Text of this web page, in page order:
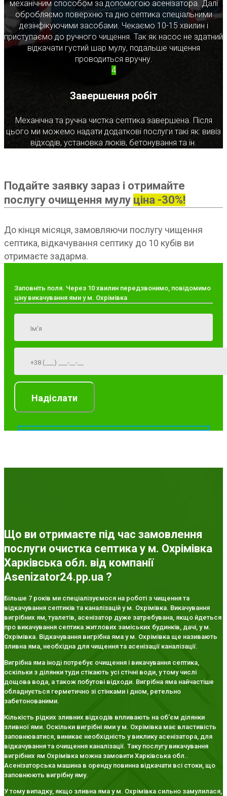
механічним способом за допомогою асенізатора. Далі
обробляємо поверхню та дно септика спеціальними
дезінфікуючими засобами. Чекаємо 10-15 хвилин і
приступаємо до ручного чищення. Так як насос не здатний
відкачати густий шар мулу, подальше чищення
проводиться вручну.
4
Завершення робіт
Механічна та ручна чистка септика завершена. Після
цього ми можемо надати додаткові послуги такі як: вивіз
відходів, установка люків, бетонування та ін.
Подайте заявку зараз і отримайте
послугу очищення мулу ціна -30%!
До кінця місяця, замовляючи послугу чищення
септика, відкачування септику до 10 кубів ви
отримаєте задарма.
Заповніть поля. Через 10 хвилин передзвонимо, повідомимо
ціну викачування ями у м. Охрімівка
Що ви отримаєте під час замовлення
послуги очистка септика у м. Охрімівка
Харківська обл. від компанії
Asenizator24.pp.ua ?
Більше 7 років ми спеціалізуємося на роботі з чищення та
відкачування септиків та каналізацій у м. Охрімівка. Викачування
вигрібних ям, туалетів, асенізатор дуже затребувана, якщо йдеться
про викачування септика житлових заміських будинків, дачі, у м.
Охрімівка. Відкачування вигрібна яма у м. Охрімівка ще називають
зливна яма, необхідна для чищення та асенізації каналізації.
Вигрібна яма іноді потребує очищення і викачування септика,
оскільки з ділянки туди стікають усі стічні води, у тому числі
дощова вода, а також побутові відходи. Вигрібна яма найчастіше
обладнується герметично зі стінками і дном, ретельно
забетонованими.
Кількість рідких зливних відходів впливають на об'єм ділянки
зливної ями. Оскільки вигрібні ями у м. Охрімівка має властивість
заповнюватися, виникає необхідність у виклику асенізатора, для
відкачування та очищення каналізації. Таку послугу викачування
вигрібних ям Охрімівка можна замовити Харківська обл..
Асенізаторська машина в оренду повинна відкачати всі стоки, що
заповнюють вигрібну яму.
У тому випадку, якщо зливна яма у м. Охрімівка сильно замулилася,